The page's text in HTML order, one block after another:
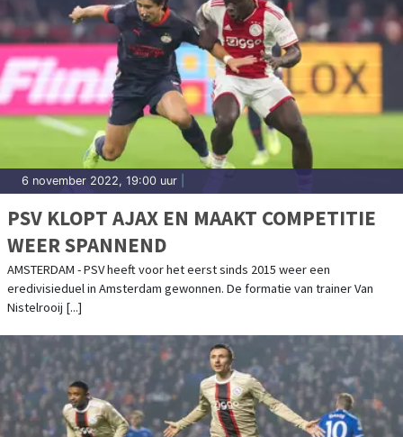
6 november 2022, 19:00 uur
PSV KLOPT AJAX EN MAAKT COMPETITIE
WEER SPANNEND
AMSTERDAM - PSV heeft voor het eerst sinds 2015 weer een
eredivisieduel in Amsterdam gewonnen. De formatie van trainer Van
Nistelrooij [...]